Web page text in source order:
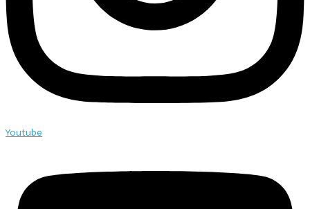
Youtube